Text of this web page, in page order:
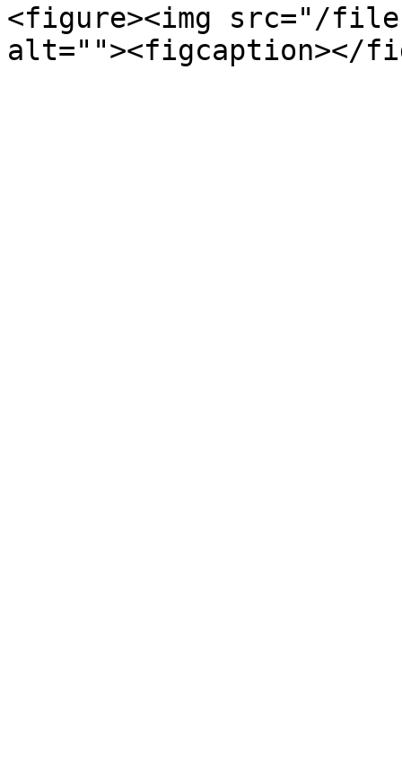
<figure><img src="/files/